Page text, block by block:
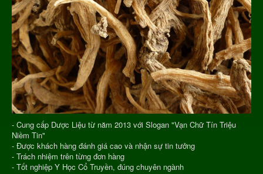
- Cung cấp Dược Liệu từ năm 2013 với Slogan "Vạn Chữ Tín Triệu
Niềm Tin"
- Được khách hàng đánh giá cao và nhận sự tin tưởng
- Trách nhiệm trên từng đơn hàng
- Tốt nghiệp Y Học Cổ Truyền, đúng chuyên ngành